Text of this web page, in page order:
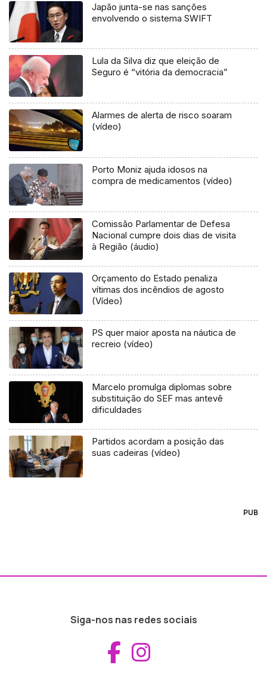
Japão junta-se nas sanções
envolvendo o sistema SWIFT
Lula da Silva diz que eleição de
Seguro é “vitória da democracia”
Alarmes de alerta de risco soaram
(vídeo)
Porto Moniz ajuda idosos na
compra de medicamentos (vídeo)
Comissão Parlamentar de Defesa
Nacional cumpre dois dias de visita
à Região (áudio)
Orçamento do Estado penaliza
vítimas dos incêndios de agosto
(Vídeo)
PS quer maior aposta na náutica de
recreio (vídeo)
Marcelo promulga diplomas sobre
substituição do SEF mas antevê
dificuldades
Partidos acordam a posição das
suas cadeiras (vídeo)
PUB
Siga-nos nas redes sociais
Aceder ao